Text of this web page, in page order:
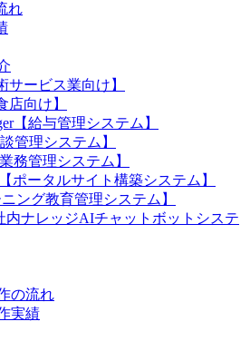
れ
サービス業向け】
店向け】
【給与管理システム】
管理システム】
務管理システム】
ポータルサイト構築システム】
ング教育管理システム】
内ナレッジAIチャットボットシステ
の流れ
実績